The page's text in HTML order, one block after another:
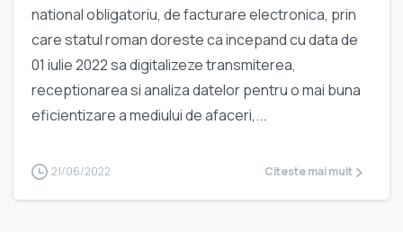
national obligatoriu, de facturare electronica, prin
care statul roman doreste ca incepand cu data de
01 iulie 2022 sa digitalizeze transmiterea,
receptionarea si analiza datelor pentru o mai buna
eficientizare a mediului de afaceri,...
21/06/2022 Citeste mai mult